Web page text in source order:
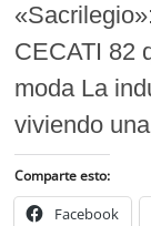
CECATI 82
moda La
viviendo
Comparte esto:
Facebook